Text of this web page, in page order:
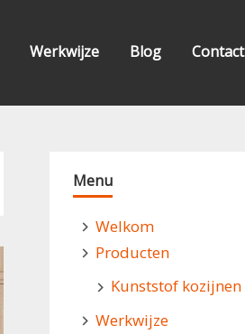
Werkwijze Blog Contact
Menu
Welkom
Producten
Kunststof kozijnen
Werkwijze